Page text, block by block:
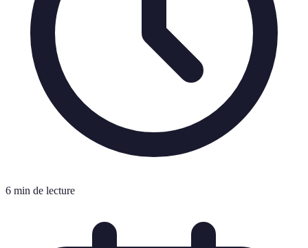
6 min de lecture